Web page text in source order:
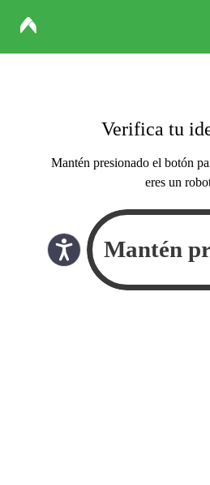
Verifica tu
Mantén presionado el botón
eres un